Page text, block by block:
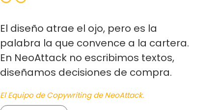
El diseño atrae el ojo, pero es la
palabra la que convence a la cartera.
En NeoAttack no escribimos textos,
diseñamos decisiones de compra.
El Equipo de Copywriting de NeoAttack.